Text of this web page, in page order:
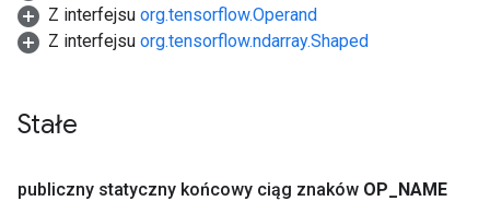
Z interfejsu org.tensorflow.Operand
Z interfejsu org.tensorflow.ndarray.Shaped
Stałe
publiczny statyczny końcowy ciąg znaków OP NAME